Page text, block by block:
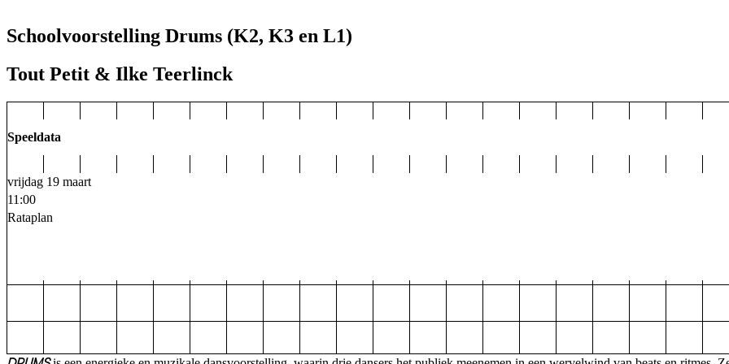
Schoolvoorstelling Drums (K2, K3 en L1)
Tout Petit & Ilke Teerlinck
Speeldata
vrijdag 19 maart
11:00
Rataplan